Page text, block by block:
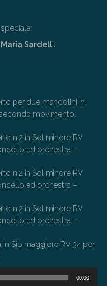
Sardelli.
per due mandolini in
movimento,
n.2 in Sol minore RV
ed orchestra –
n.2 in Sol minore RV
ed orchestra –
n.2 in Sol minore RV
ed orchestra –
Sib maggiore RV 34 per
00:00